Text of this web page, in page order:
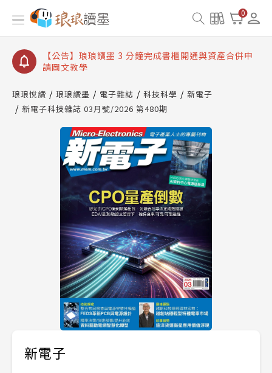
0
【公告】琅琅讀墨數位閱讀資產合併與書櫃開通申請
【公告】琅琅讀墨書櫃開通常見問題
【公告】琅琅讀墨 3 分鐘完成書櫃開通與資產合併申
請圖文教學
查詢
【公告】琅琅讀墨數位閱讀資產合併與書櫃開通申請
琅琅悅讀 琅琅讀墨 電子雜誌 科技科學
新電子
新電子科技雜誌 03月號/2026 第480期
新電子